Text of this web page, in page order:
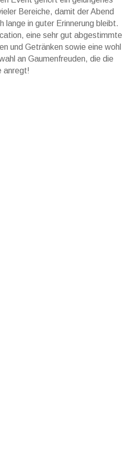
Bereiche, damit der Abend
lange in guter Erinnerung bleibt.
eine sehr gut abgestimmte
und Getränken sowie eine wohl
an Gaumenfreuden, die die
anregt!